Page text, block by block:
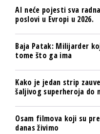
AI neće pojesti sva
poslovi u Evropi u 2026.
Baja Patak: Milijarder
tome što ga ima
Kako je jedan strip
šaljivog superheroja do
Osam filmova koji su
danas živimo